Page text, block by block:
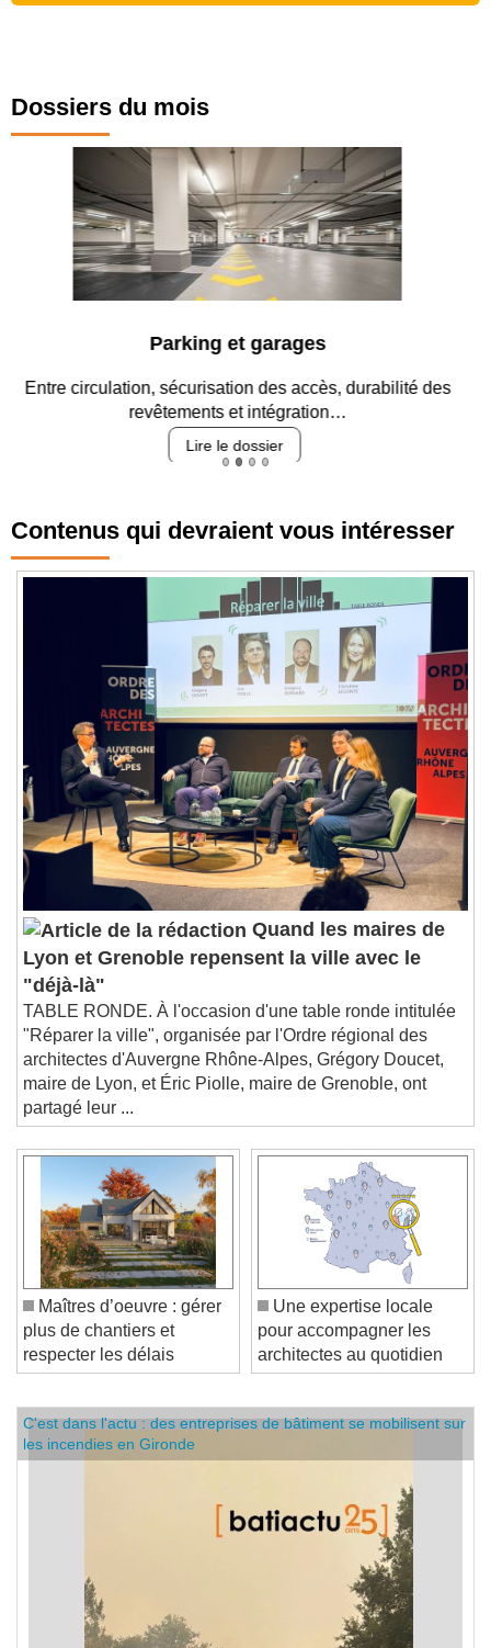
Dossiers du mois
Parking et garages
Entre circulation, sécurisation des accès, durabilité des
revêtements et intégration…
Lire le dossier
Contenus qui devraient vous intéresser
Quand les maires de
Lyon et Grenoble repensent la ville avec le
"déjà-là"
TABLE RONDE. À l'occasion d'une table ronde intitulée
"Réparer la ville", organisée par l'Ordre régional des
architectes d'Auvergne Rhône-Alpes, Grégory Doucet,
maire de Lyon, et Éric Piolle, maire de Grenoble, ont
partagé leur ...
Maîtres d’oeuvre : gérer
plus de chantiers et
respecter les délais
Une expertise locale
pour accompagner les
architectes au quotidien
C'est dans l'actu : des entreprises de bâtiment se mobilisent sur
les incendies en Gironde